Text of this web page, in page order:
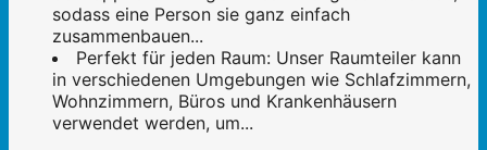
sodass eine Person sie ganz einfach
zusammenbauen...
Perfekt für jeden Raum: Unser Raumteiler kann
in verschiedenen Umgebungen wie Schlafzimmern,
Wohnzimmern, Büros und Krankenhäusern
verwendet werden, um...